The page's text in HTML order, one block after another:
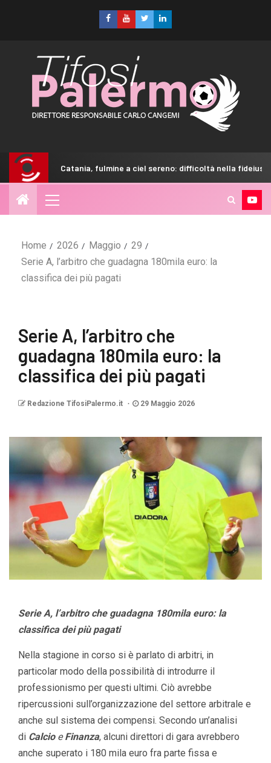
Catania, fulmine a ciel sereno: difficoltà nella fideiussione
Home 2026 Maggio
29
Serie A, l’arbitro che guadagna 180mila euro: la
classifica dei più pagati
Serie A, l’arbitro che
guadagna 180mila euro: la
classifica dei più pagati
Redazione TifosiPalermo.it 29 Maggio 2026
Serie A, l’arbitro che guadagna 180mila euro: la
classifica dei più pagati
Nella stagione in corso si è parlato di arbitri, in
particolar modo della possibilità di introdurre il
professionismo per questi ultimi. Ciò avrebbe
ripercussioni sull’organizzazione del settore arbitrale e
anche sul sistema dei compensi. Secondo un’analisi
di CalcioeFinanza, alcuni direttori di gara avrebbero
anche superato i 180 mila euro fra parte fissa e